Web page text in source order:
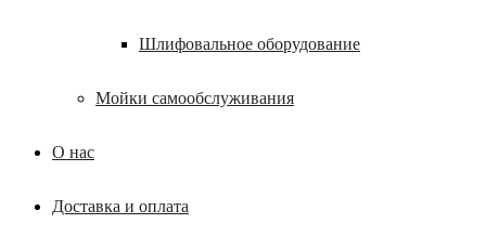
Шлифовальное оборудование
Мойки самообслуживания
О нас
Доставка и оплата